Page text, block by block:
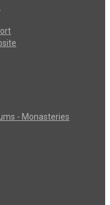
- Monasteries